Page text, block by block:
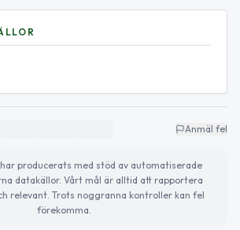
Anmäl fel
producerats med stöd av automatiserade
datakällor. Vårt mål är alltid att rapportera
relevant. Trots noggranna kontroller kan fel
förekomma.